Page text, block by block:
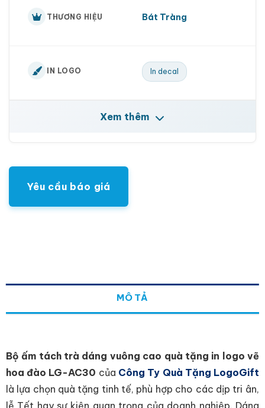
THƯƠNG HIỆU Bát Tràng
IN LOGO In decal
Xem thêm
Yêu cầu báo giá
MÔ TẢ
Bộ ấm tách trà dáng vuông cao quà tặng in logo vẽ
hoa đào LG-AC30 của Công Ty Quà Tặng LogoGift
là lựa chọn quà tặng tinh tế, phù hợp cho các dịp tri ân,
lễ Tết hay sự kiện quan trọng của doanh nghiệp. Dáng